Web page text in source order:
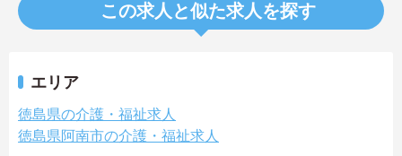
この求人と似た求人を探す
エリア
徳島県の介護・福祉求人
徳島県阿南市の介護・福祉求人